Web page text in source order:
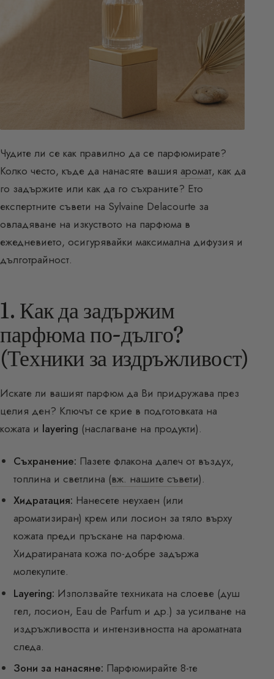
Чудите ли се как правилно да се парфюмирате?
Колко често, къде да нанасяте вашия аромат, как да
го задържите или как да го съхраните? Ето
експертните съвети на Sylvaine Delacourte за
овладяване на изкуството на парфюма в
ежедневието, осигурявайки максимална дифузия и
дълготрайност.
1. Как да задържим
парфюма по-дълго?
(Техники за издръжливост)
Искате ли вашият парфюм да Ви придружава през
целия ден? Ключът се крие в подготовката на
кожата и layering (наслагване на продукти).
Съхранение: Пазете флакона далеч от въздух,
топлина и светлина (вж. нашите съвети).
Хидратация: Нанесете неухаен (или
ароматизиран) крем или лосион за тяло върху
кожата преди пръскане на парфюма.
Хидратираната кожа по-добре задържа
молекулите.
Layering: Използвайте техниката на слоеве (душ
гел, лосион, Eau de Parfum и др.) за усилване на
издръжливостта и интензивността на ароматната
следа.
Зони за нанасяне: Парфюмирайте 8-те